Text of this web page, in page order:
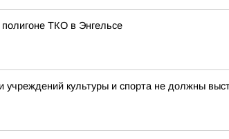
ТКО в Энгельсе
культуры и спорта не должны